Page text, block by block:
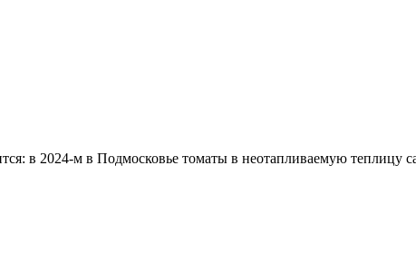
в 2024-м в Подмосковье томаты в неотапливаемую теплицу